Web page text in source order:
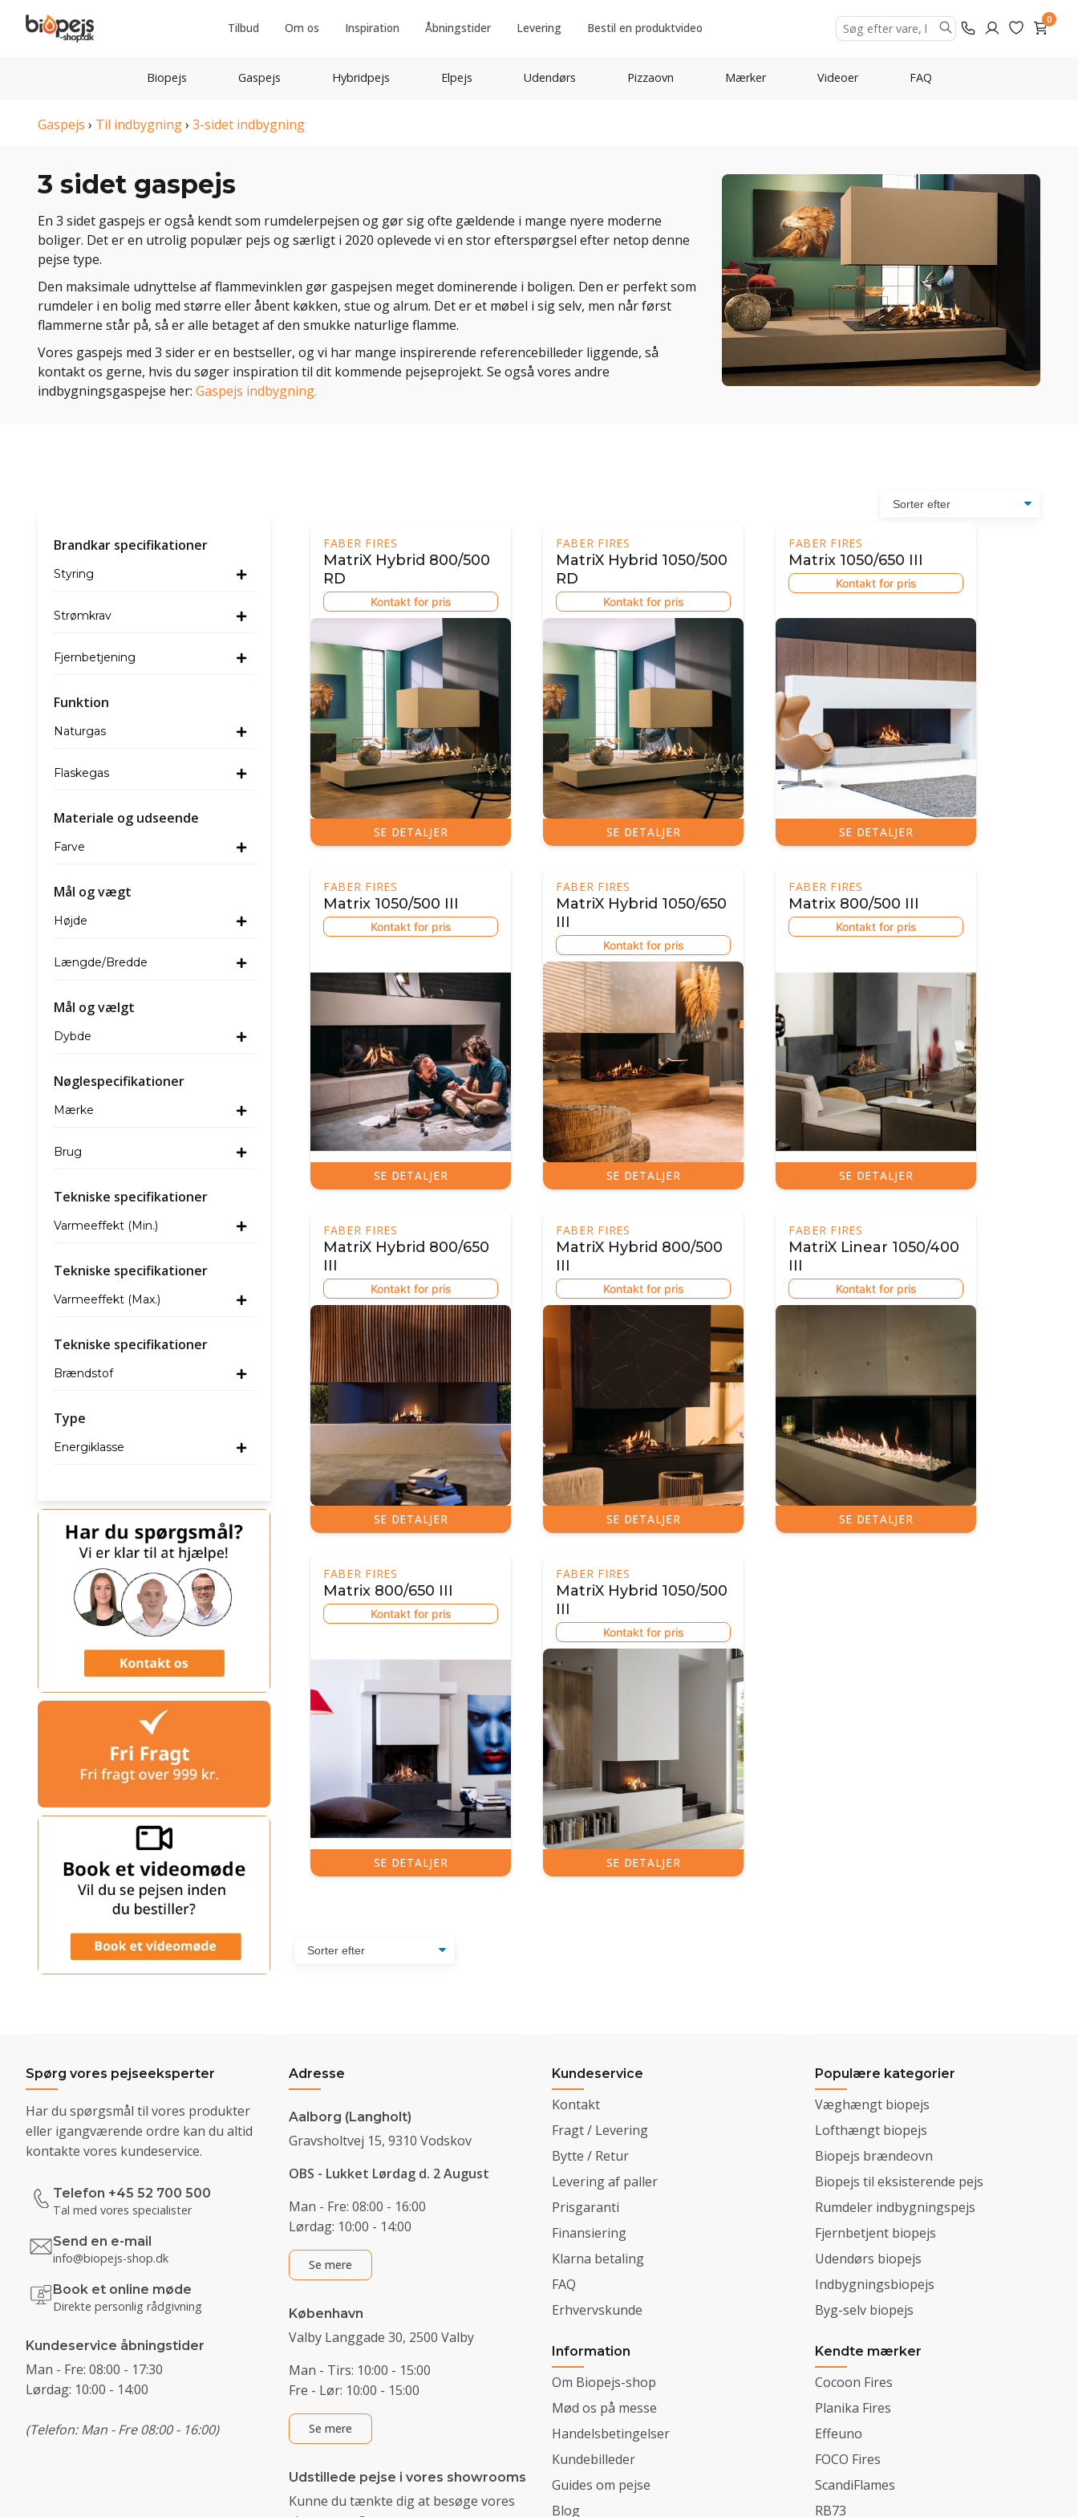
Tilbud Om os Inspiration Åbningstider Levering Bestil en produktvideo
0
Biopejs Gaspejs Hybridpejs Elpejs Udendørs Pizzaovn Mærker Videoer FAQ
Gaspejs › Til indbygning› 3-sidet indbygning
3 sidet gaspejs
En 3 sidet gaspejs er også kendt som rumdelerpejsen og gør sig ofte gældende i mange nyere moderne
boliger. Det er en utrolig populær pejs og særligt i 2020 oplevede vi en stor efterspørgsel efter netop denne
pejse type.
Den maksimale udnyttelse af flammevinklen gør gaspejsen meget dominerende i boligen. Den er perfekt som
rumdeler i en bolig med større eller åbent køkken, stue og alrum. Det er et møbel i sig selv, men når først
flammerne står på, så er alle betaget af den smukke naturlige flamme.
Vores gaspejs med 3 sider er en bestseller, og vi har mange inspirerende referencebilleder liggende, så
kontakt os gerne, hvis du søger inspiration til dit kommende pejseprojekt. Se også vores andre
indbygningsgaspejse her: Gaspejs indbygning.
Brandkar specifikationer
Styring
Strømkrav
Fjernbetjening
Funktion
Naturgas
Flaskegas
Materiale og udseende
Farve
Mål og vægt
Højde
Længde/Bredde
Mål og vælgt
Dybde
Nøglespecifikationer
Mærke
Brug
Tekniske specifikationer
Varmeeffekt (Min.)
Tekniske specifikationer
Varmeeffekt (Max.)
Tekniske specifikationer
Brændstof
Type
Energiklasse
FABER FIRES
MatriX Hybrid 800/500
RD
Kontakt for pris
SE DETALJER
FABER FIRES
MatriX Hybrid 1050/500
RD
Kontakt for pris
SE DETALJER
FABER FIRES
Matrix 1050/650 III
Kontakt for pris
SE DETALJER
FABER FIRES
Matrix 1050/500 III
Kontakt for pris
SE DETALJER
FABER FIRES
MatriX Hybrid 1050/650
III
Kontakt for pris
SE DETALJER
FABER FIRES
Matrix 800/500 III
Kontakt for pris
SE DETALJER
FABER FIRES
MatriX Hybrid 800/650
III
Kontakt for pris
SE DETALJER
FABER FIRES
MatriX Hybrid 800/500
III
Kontakt for pris
SE DETALJER
FABER FIRES
MatriX Linear 1050/400
III
Kontakt for pris
SE DETALJER
FABER FIRES
Matrix 800/650 III
Kontakt for pris
SE DETALJER
FABER FIRES
MatriX Hybrid 1050/500
III
Kontakt for pris
SE DETALJER
Spørg vores pejseeksperter
Har du spørgsmål til vores produkter
eller igangværende ordre kan du altid
kontakte vores kundeservice.
Telefon +45 52 700 500
Tal med vores specialister
Send en e-mail
info@biopejs-shop.dk
Book et online møde
Direkte personlig rådgivning
Kundeservice åbningstider
Man - Fre: 08:00 - 17:30
Lørdag: 10:00 - 14:00
(Telefon: Man - Fre 08:00 - 16:00)
Adresse
Aalborg (Langholt)
Gravsholtvej 15, 9310 Vodskov
OBS - Lukket Lørdag d. 2 August
Man - Fre: 08:00 - 16:00
Lørdag: 10:00 - 14:00
Se mere
København
Valby Langgade 30, 2500 Valby
Man - Tirs: 10:00 - 15:00
Fre - Lør: 10:00 - 15:00
Se mere
Udstillede pejse i vores showrooms
Kunne du tænkte dig at besøge vores
Kundeservice
Kontakt
Fragt / Levering
Bytte / Retur
Levering af paller
Prisgaranti
Finansiering
Klarna betaling
FAQ
Erhvervskunde
Information
Om Biopejs-shop
Mød os på messe
Handelsbetingelser
Kundebilleder
Guides om pejse
Blog
Populære kategorier
Væghængt biopejs
Lofthængt biopejs
Biopejs brændeovn
Biopejs til eksisterende pejs
Rumdeler indbygningspejs
Fjernbetjent biopejs
Udendørs biopejs
Indbygningsbiopejs
Byg-selv biopejs
Kendte mærker
Cocoon Fires
Planika Fires
Effeuno
FOCO Fires
ScandiFlames
RB73